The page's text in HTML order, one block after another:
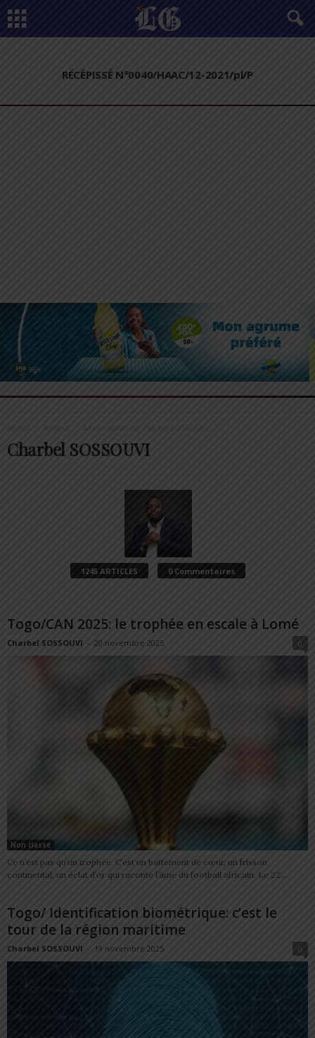
RÉCÉPISSÉ N°0040/HAAC/12-2021/pl/P
Accueil Auteurs Articles postés par Charbel SOSSOUVI
Charbel SOSSOUVI
1245 ARTICLES 0 Commentaires
Togo/CAN 2025: le trophée en escale à Lomé
Charbel SOSSOUVI - 20 novembre 2025 0
Non classé
Ce n’est pas qu’un trophée. C’est un battement de cœur, un frisson
continental, un éclat d’or qui raconte l’âme du football africain. Le 22...
Togo/ Identification biométrique: c’est le
tour de la région maritime
Charbel SOSSOUVI - 19 novembre 2025 0